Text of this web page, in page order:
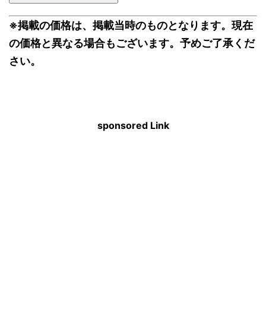
※掲載の価格は、掲載当時のものとなります。現在
の価格と異なる場合もございます。予めご了承くだ
さい。
sponsored Link